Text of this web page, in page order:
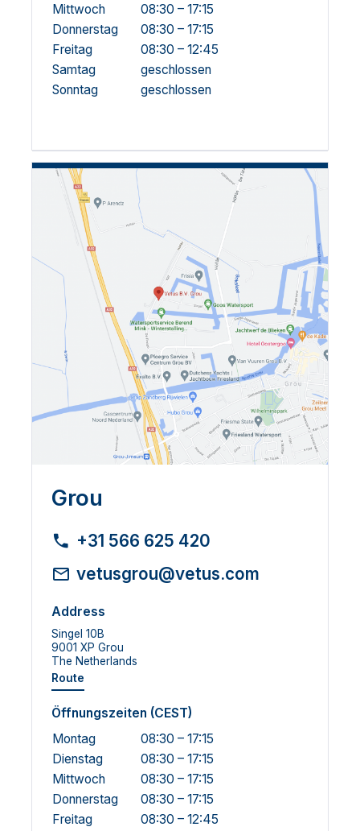
Mittwoch
08:30 – 17:15
Donnerstag
08:30 – 17:15
Freitag
08:30 – 12:45
Samtag
geschlossen
Sonntag
geschlossen
Grou
+31 566 625 420
vetusgrou@vetus.com
Address
Singel 10B
9001 XP Grou
The Netherlands
Route
Öffnungszeiten (CEST)
Montag
08:30 – 17:15
Dienstag
08:30 – 17:15
Mittwoch
08:30 – 17:15
Donnerstag
08:30 – 17:15
Freitag
08:30 – 12:45